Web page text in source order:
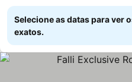
Selecione as datas para ver
exatos.